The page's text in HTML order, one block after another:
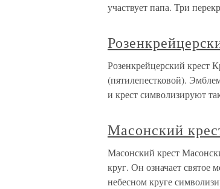
участвует папа. Три
Розенкрейцерский крест
(пятилепестковой).
и крест символизируют
Масонский
Масонский крест
круг. Он означает святое
небесном круге